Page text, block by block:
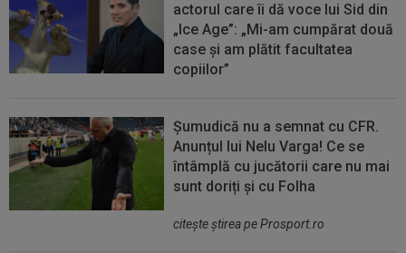
actorul care îi dă voce lui Sid din
„Ice Age”: „Mi-am cumpărat două
case și am plătit facultatea
copiilor”
Șumudică nu a semnat cu CFR.
Anunțul lui Nelu Varga! Ce se
întâmplă cu jucătorii care nu mai
sunt doriți și cu Folha
citeşte ştirea pe Prosport.ro